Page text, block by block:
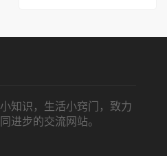
知识，生活小窍门，致力
进步的交流网站。